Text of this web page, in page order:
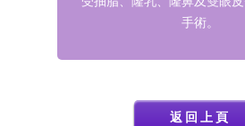
手術。
返回上頁